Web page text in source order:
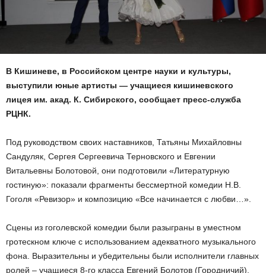
В Кишиневе, в Российском центре науки и культуры,
выступили юные артисты — учащиеся кишиневского
лицея им. акад. К. Сибирского, сообщает пресс-служба
РЦНК.
Под руководством своих наставников, Татьяны Михайловны
Сандуляк, Сергея Сергеевича Терновского и Евгении
Витальевны Болотовой, они подготовили «Литературную
гостиную»: показали фрагменты бессмертной комедии Н.В.
Гоголя «Ревизор» и композицию «Все начинается с любви…».
Сцены из гоголевской комедии были разыграны в уместном
гротескном ключе с использованием адекватного музыкального
фона. Выразительны и убедительны были исполнители главных
ролей – учащиеся 8-го класса Евгений Болотов (Городничий),